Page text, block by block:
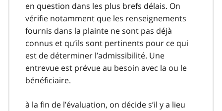
en question dans les plus brefs délais. On
vérifie notamment que les renseignements
fournis dans la plainte ne sont pas déjà
connus et qu’ils sont pertinents pour ce qui
est de déterminer l’admissibilité. Une
entrevue est prévue au besoin avec la ou le
bénéficiaire.
à la fin de l’évaluation, on décide s’il y a lieu